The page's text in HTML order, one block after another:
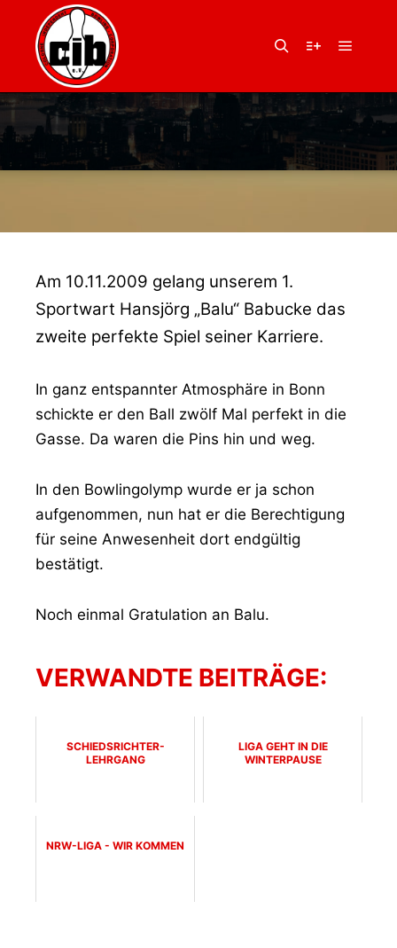
10. November 2009
… UND WIEDER IST ES
GESCHEHEN… 300 –
GRATULATION AN
BALU
Am 10.11.2009 gelang unserem 1.
Sportwart Hansjörg „Balu“ Babucke das
zweite perfekte Spiel seiner Karriere.
In ganz entspannter Atmosphäre in Bonn
schickte er den Ball zwölf Mal perfekt in die
Gasse. Da waren die Pins hin und weg.
In den Bowlingolymp wurde er ja schon
aufgenommen, nun hat er die Berechtigung
für seine Anwesenheit dort endgültig
bestätigt.
Noch einmal Gratulation an Balu.
VERWANDTE BEITRÄGE:
SCHIEDSRICHTER-
LEHRGANG
LIGA GEHT IN DIE
WINTERPAUSE
NRW-LIGA - WIR KOMMEN